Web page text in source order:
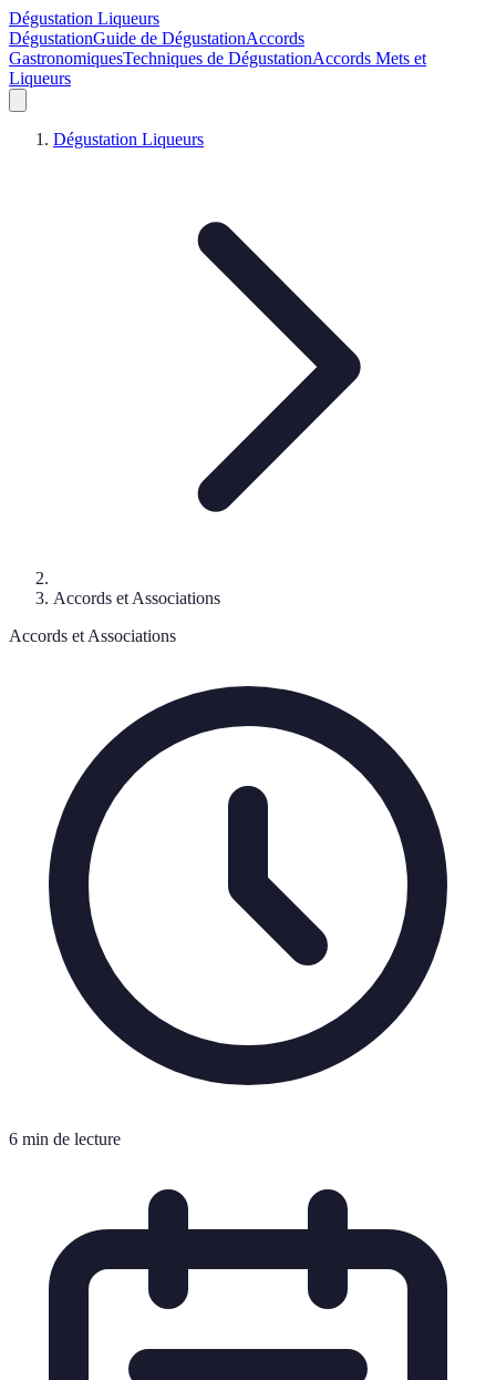
Dégustation Liqueurs
DégustationGuide de DégustationAccords
GastronomiquesTechniques de DégustationAccords Mets et
Liqueurs
Dégustation Liqueurs
Accords et Associations
Accords et Associations
6 min de lecture